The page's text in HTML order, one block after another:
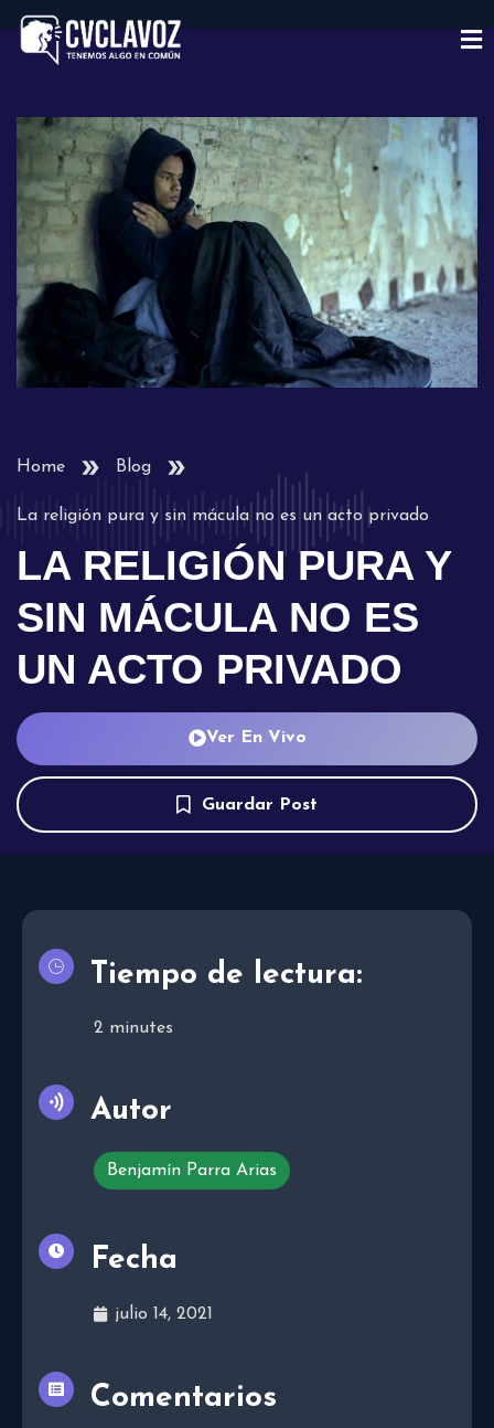
Home Blog
La religión pura y sin mácula no es un acto privado
LA RELIGIÓN PURA Y
SIN MÁCULA NO ES
UN ACTO PRIVADO
Ver En Vivo
Guardar Post
Tiempo de lectura:
2 minutes
Autor
Benjamín Parra Arias
Fecha
julio 14, 2021
Comentarios